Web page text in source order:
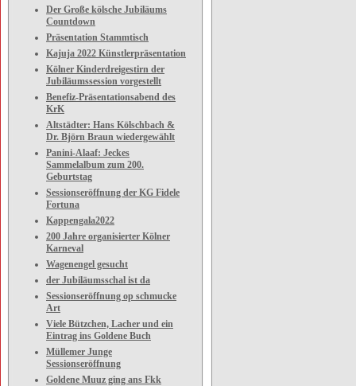
Der Große kölsche Jubiläums
Countdown
Präsentation Stammtisch
Kajuja 2022 Künstlerpräsentation
Kölner Kinderdreigestirn der
Jubiläumssession vorgestellt
Benefiz-Präsentationsabend des
KrK
Altstädter: Hans Kölschbach &
Dr. Björn Braun wiedergewählt
Panini-Alaaf: Jeckes
Sammelalbum zum 200.
Geburtstag
Sessionseröffnung der KG Fidele
Fortuna
Kappengala2022
200 Jahre organisierter Kölner
Karneval
Wagenengel gesucht
der Jubiläumsschal ist da
Sessionseröffnung op schmucke
Art
Viele Bützchen, Lacher und ein
Eintrag ins Goldene Buch
Müllemer Junge
Sessionseröffnung
Goldene Muuz ging ans Fkk